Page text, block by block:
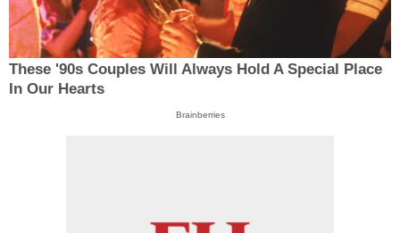
These '90s Couples Will Always Hold A Special Place
In Our Hearts
Brainberries